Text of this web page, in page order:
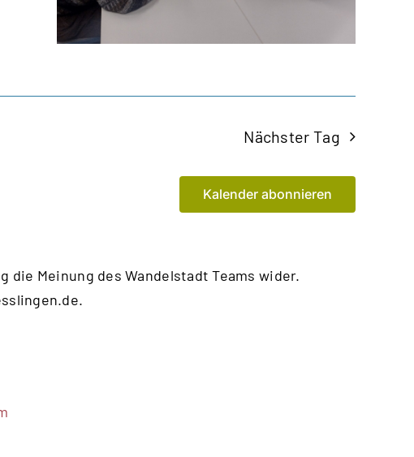
Nächster Tag
Kalender abonnieren
Meinung des Wandelstadt Teams wider.
.